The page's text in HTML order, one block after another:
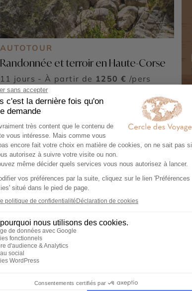
AUTOTOUR
Randonnée et terroir en Haute-Corse
11 jours - À partir de 1250 € /pers